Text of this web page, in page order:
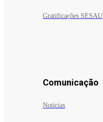
Gratificações SESAU
Comunicação
Notícias